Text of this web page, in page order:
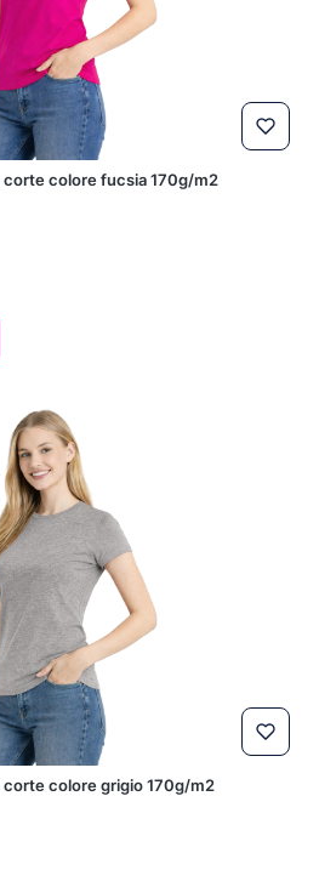
corte colore fucsia 170g/m2
colore grigio 170g/m2